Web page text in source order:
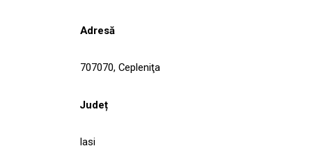
Adresă
707070, Cepleniţa
Județ
Iasi